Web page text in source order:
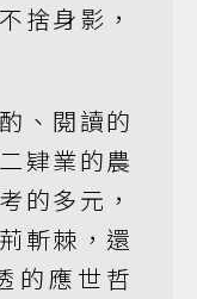
捨身影，
、閱讀的
肄業的農
的多元，
斬棘，還
的應世哲